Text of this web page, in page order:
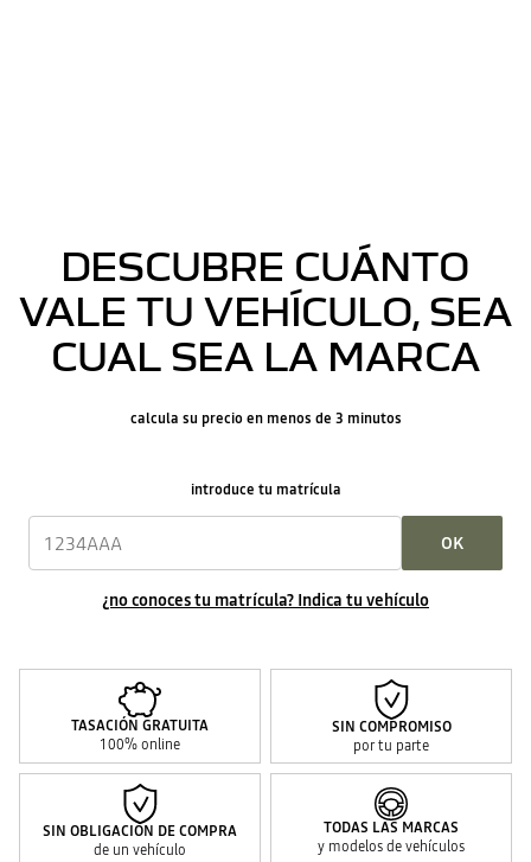
DESCUBRE CUÁNTO
VALE TU VEHÍCULO, SEA
CUAL SEA LA MARCA
calcula su precio en menos de 3 minutos
introduce tu matrícula
OK
¿no conoces tu matrícula? Indica tu vehículo
TASACIÓN GRATUITA
100% online
SIN COMPROMISO
por tu parte
SIN OBLIGACIÓN DE COMPRA
de un vehículo
TODAS LAS MARCAS
y modelos de vehículos